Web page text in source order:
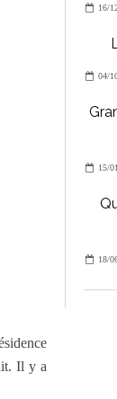
Il y a
16/
04/
15/
18/